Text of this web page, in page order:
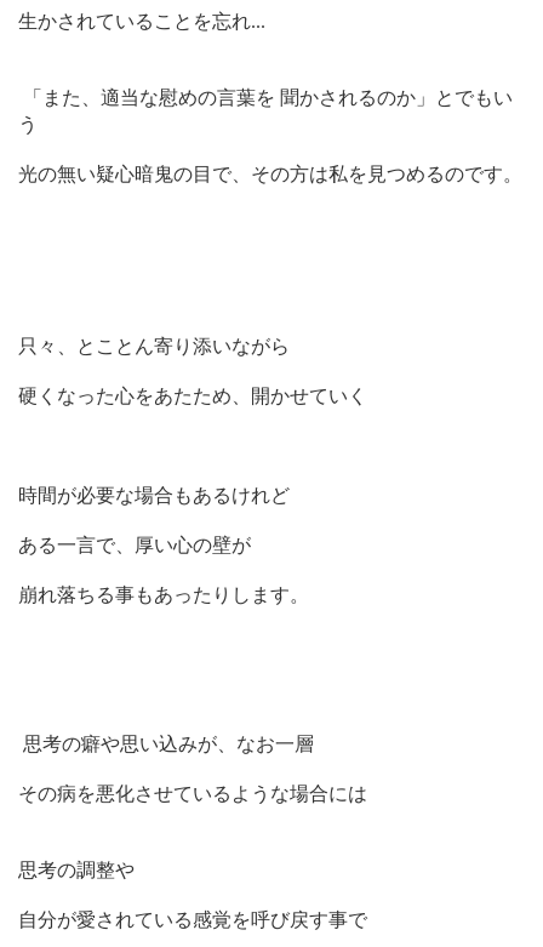
生かされていることを忘れ...
「また、適当な慰めの言葉を 聞かされるのか」とでもい
う
光の無い疑心暗鬼の目で、その方は私を見つめるのです。
只々、とことん寄り添いながら
硬くなった心をあたため、開かせていく
時間が必要な場合もあるけれど
ある一言で、厚い心の壁が
崩れ落ちる事もあったりします。
思考の癖や思い込みが、なお一層
その病を悪化させているような場合には
思考の調整や
自分が愛されている感覚を呼び戻す事で